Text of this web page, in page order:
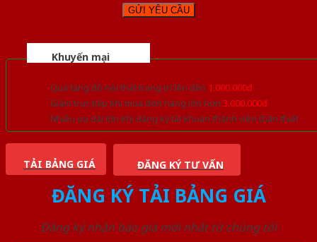
Khuyến mại
Quà tặng đồ nội thất trang trí lên đến 1.000.000đ
Giảm trực tiếp khi mua đơn hàng lớn hơn 3.000.000đ
Nhiều ưu đãi lớn khi đăng ký tài khoản thành viên thân thiết
TẢI BẢNG GIÁ ĐĂNG KÝ TƯ VẤN
ĐĂNG KÝ TẢI BẢNG GIÁ
Đăng ký nhận báo giá mới nhất từ chúng tôi